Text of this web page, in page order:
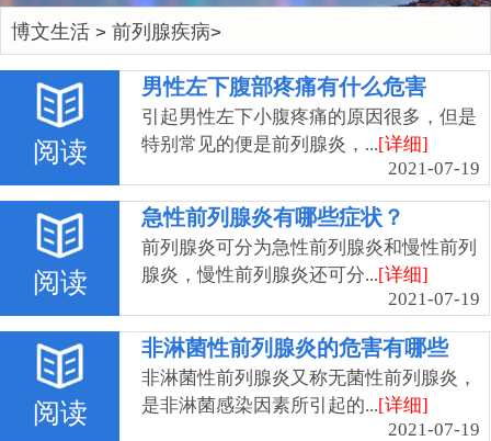
博文生活> 前列腺疾病>
阅读
男性左下腹部疼痛有什么危害
引起男性左下小腹疼痛的原因很多，但是
特别常见的便是前列腺炎，...[详细]
2021-07-19
阅读
急性前列腺炎有哪些症状？
前列腺炎可分为急性前列腺炎和慢性前列
腺炎，慢性前列腺炎还可分...[详细]
2021-07-19
阅读
非淋菌性前列腺炎的危害有哪些
非淋菌性前列腺炎又称无菌性前列腺炎，
是非淋菌感染因素所引起的...[详细]
2021-07-19